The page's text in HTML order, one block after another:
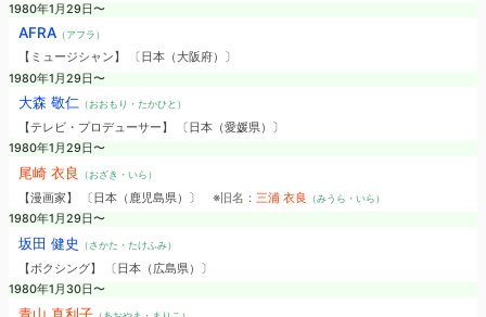
1980年1月29日〜
AFRA（アフラ）
【ミュージシャン】 〔日本（大阪府）〕
1980年1月29日〜
大森 敬仁（おおもり・たかひと）
【テレビ・プロデューサー】 〔日本（愛媛県）〕
1980年1月29日〜
尾崎 衣良 （おざき・いら）
【漫画家】 〔日本（鹿児島県）〕 ※旧名： 三浦 衣良 （みうら・いら）
1980年1月29日〜
坂田 健史 （さかた・たけふみ）
【ボクシング】 〔日本（広島県）〕
1980年1月30日〜
青山 真利子